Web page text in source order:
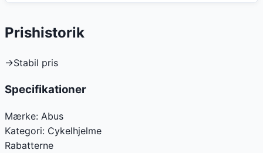
Prishistorik
→Stabil pris
Specifikationer
Mærke: Abus
Kategori: Cykelhjelme
Rabatterne